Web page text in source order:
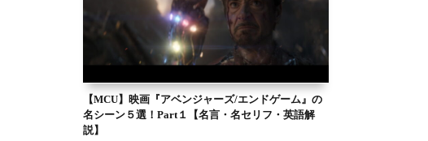
【MCU】映画『アベンジャーズ/エンドゲーム』の
名シーン５選！Part１【名言・名セリフ・英語解
説】